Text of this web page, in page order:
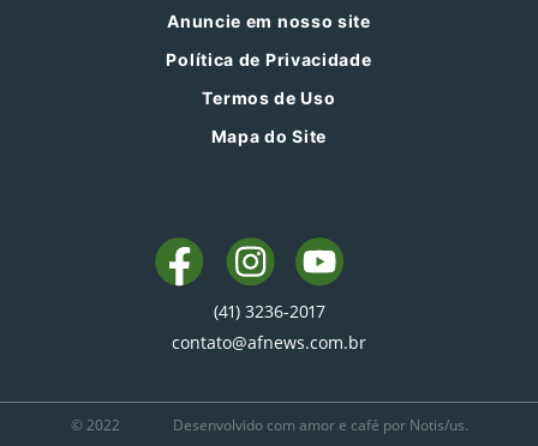
Anuncie em nosso site
Política de Privacidade
Termos de Uso
Mapa do Site
(41) 3236-2017
contato@afnews.com.br
© 2022 Desenvolvido com amor e café por Notis/us.